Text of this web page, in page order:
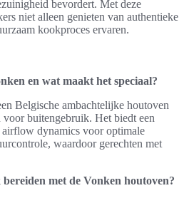
bevordert. Met deze
niet alleen genieten van authentieke
kookproces ervaren.
en wat maakt het speciaal?
Belgische ambachtelijke houtoven
buitengebruik. Het biedt een
dynamics voor optimale
waardoor gerechten met
met de Vonken houtoven?